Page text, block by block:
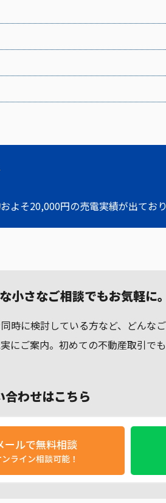
よそ20,000円の売電実績が出てお
小さなご相談でもお気軽に
に検討している方など、どんな
にご案内。初めての不動産取引で
合わせはこちら
ールで無料相談
ライン相談可能！